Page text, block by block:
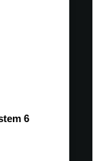
6